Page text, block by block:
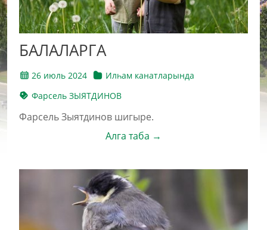
БАЛАЛАРГА
26 июль 2024
Илһам канатларында
Фарсель ЗЫЯТДИНОВ
Фарсель Зыятдинов шигыре.
Алга таба →